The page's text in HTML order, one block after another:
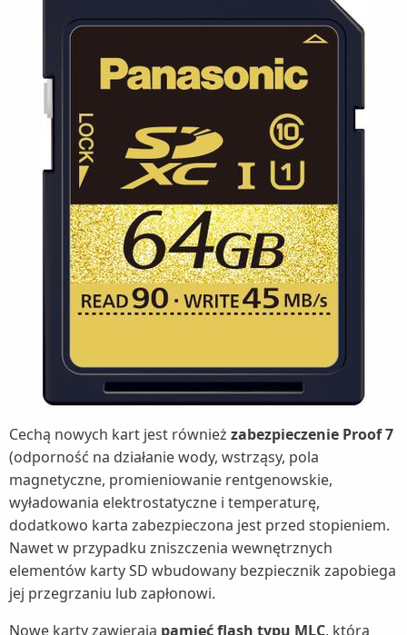
Cechą nowych kart jest również zabezpieczenie Proof 7
(odporność na działanie wody, wstrząsy, pola
magnetyczne, promieniowanie rentgenowskie,
wyładowania elektrostatyczne i temperaturę,
dodatkowo karta zabezpieczona jest przed stopieniem.
Nawet w przypadku zniszczenia wewnętrznych
elementów karty SD wbudowany bezpiecznik zapobiega
jej przegrzaniu lub zapłonowi.
Nowe karty zawierają pamięć flash typu MLC, która